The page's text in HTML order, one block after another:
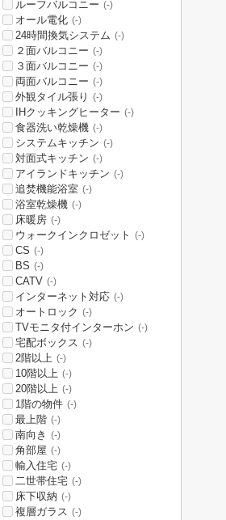
ルーフバルコニー (-)
オール電化 (-)
24時間換気システム (-)
２面バルコニー (-)
３面バルコニー (-)
両面バルコニー (-)
外観タイル張り (-)
IHクッキングヒーター (-)
食器洗い乾燥機 (-)
システムキッチン (-)
対面式キッチン (-)
アイランドキッチン (-)
追焚機能浴室 (-)
浴室乾燥機 (-)
床暖房 (-)
ウォークインクロゼット (-)
CS (-)
BS (-)
CATV (-)
インターネット対応 (-)
オートロック (-)
TVモニタ付インターホン (-)
宅配ボックス (-)
2階以上 (-)
10階以上 (-)
20階以上 (-)
1階の物件 (-)
最上階 (-)
南向き (-)
角部屋 (-)
輸入住宅 (-)
二世帯住宅 (-)
床下収納 (-)
複層ガラス (-)